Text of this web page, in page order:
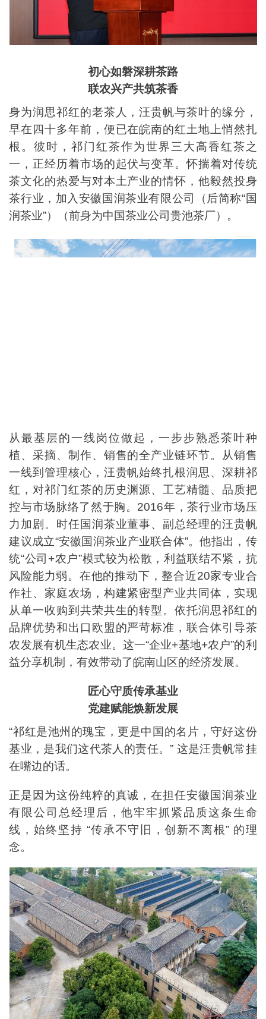
初心如磐深耕茶路
联农兴产共筑茶香
身为润思祁红的老茶人，汪贵帆与茶叶的缘分，
早在四十多年前，便已在皖南的红土地上悄然扎
根。彼时，祁门红茶作为世界三大高香红茶之
一，正经历着市场的起伏与变革。怀揣着对传统
茶文化的热爱与对本土产业的情怀，他毅然投身
茶行业，加入安徽国润茶业有限公司（后简称“国
润茶业”）（前身为中国茶业公司贵池茶厂）。
从最基层的一线岗位做起，一步步熟悉茶叶种
植、采摘、制作、销售的全产业链环节。从销售
一线到管理核心，汪贵帆始终扎根润思、深耕祁
红，对祁门红茶的历史渊源、工艺精髓、品质把
控与市场脉络了然于胸。2016年，茶行业市场压
力加剧。时任国润茶业董事、副总经理的汪贵帆
建议成立“安徽国润茶业产业联合体”。他指出，传
统“公司+农户”模式较为松散，利益联结不紧，抗
风险能力弱。在他的推动下，整合近20家专业合
作社、家庭农场，构建紧密型产业共同体，实现
从单一收购到共荣共生的转型。依托润思祁红的
品牌优势和出口欧盟的严苛标准，联合体引导茶
农发展有机生态农业。这一“企业+基地+农户”的利
益分享机制，有效带动了皖南山区的经济发展。
匠心守质传承基业
党建赋能焕新发展
“祁红是池州的瑰宝，更是中国的名片，守好这份
基业，是我们这代茶人的责任。” 这是汪贵帆常挂
在嘴边的话。
正是因为这份纯粹的真诚，在担任安徽国润茶业
有限公司总经理后，他牢牢抓紧品质这条生命
线，始终坚持 “传承不守旧，创新不离根” 的理
念。